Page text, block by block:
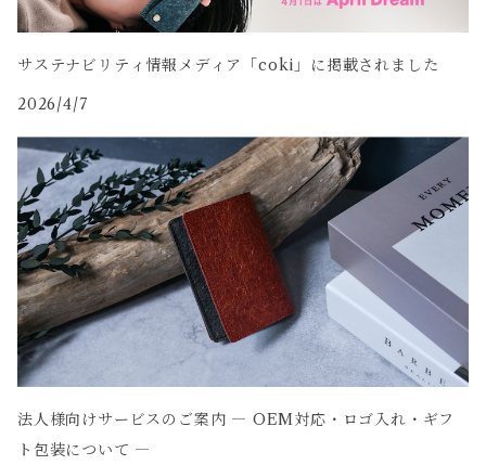
サステナビリティ情報メディア「coki」に掲載されました
2026/4/7
法人様向けサービスのご案内 ― OEM対応・ロゴ入れ・ギフ
ト包装について ―